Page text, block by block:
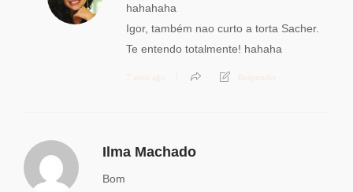
hahahaha
Igor, também nao curto a torta Sacher.
Te entendo totalmente! hahaha
7 anos ago Responder
Ilma Machado
Bom